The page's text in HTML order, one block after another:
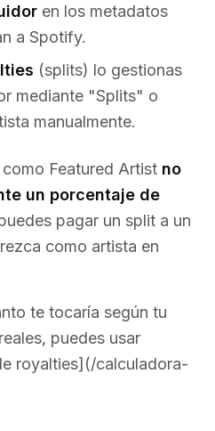
en los metadatos
a Spotify.
(splits) lo gestionas
mediante "Splits" o
manualmente.
Featured Artist no
un porcentaje de
pagar un split a un
como artista en
te tocaría según tu
puedes usar
royalties](/calculadora-